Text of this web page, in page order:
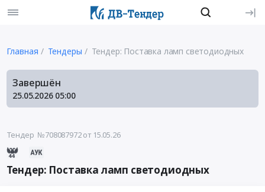
Главная Тендеры Тендер: Поставка ламп светодиодных
Завершён
25.05.2026 05:00
Тендер №708087972от 15.05.26
Тендер: Поставка ламп светодиодных